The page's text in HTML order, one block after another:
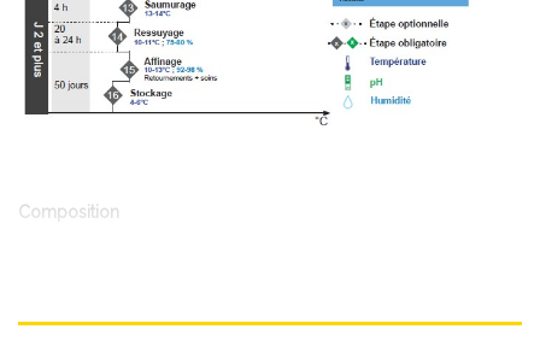
Composition